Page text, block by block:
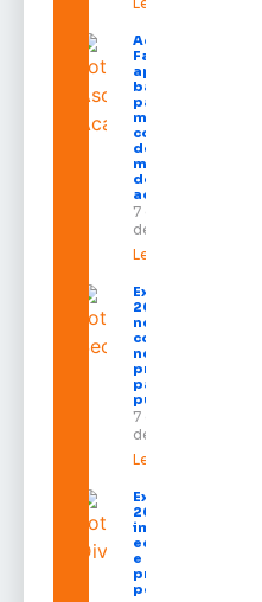
Acácio
Favacho
apresenta
balanço
parcial do
mandato
com mais
de R$ 668
milhões
destinados
ao Amapá
7 de agosto
de 2026
Leia mais »
Expofeira
2026 começa
neste sábado
com shows,
negócios e
programação
para todos os
públicos
7 de agosto
de 2026
Leia mais »
Expofeira
2026
impulsiona
economia
e aumenta
procura
por hotéis